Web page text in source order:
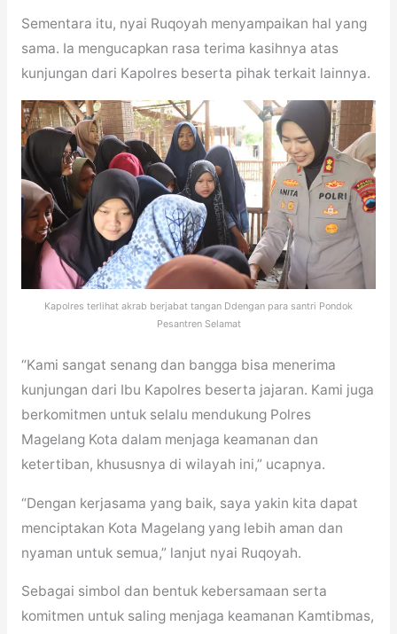
Sementara itu, nyai Ruqoyah menyampaikan hal yang
sama. Ia mengucapkan rasa terima kasihnya atas
kunjungan dari Kapolres beserta pihak terkait lainnya.
Kapolres terlihat akrab berjabat tangan Ddengan para santri Pondok
Pesantren Selamat
“Kami sangat senang dan bangga bisa menerima
kunjungan dari Ibu Kapolres beserta jajaran. Kami juga
berkomitmen untuk selalu mendukung Polres
Magelang Kota dalam menjaga keamanan dan
ketertiban, khususnya di wilayah ini,” ucapnya.
“Dengan kerjasama yang baik, saya yakin kita dapat
menciptakan Kota Magelang yang lebih aman dan
nyaman untuk semua,” lanjut nyai Ruqoyah.
Sebagai simbol dan bentuk kebersamaan serta
komitmen untuk saling menjaga keamanan Kamtibmas,